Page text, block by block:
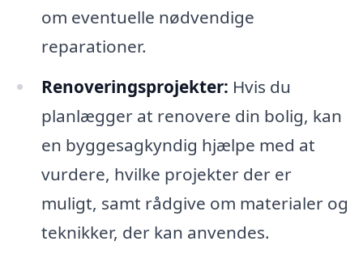
om eventuelle nødvendige
reparationer.
Renoveringsprojekter: Hvis du
planlægger at renovere din bolig, kan
en byggesagkyndig hjælpe med at
vurdere, hvilke projekter der er
muligt, samt rådgive om materialer og
teknikker, der kan anvendes.